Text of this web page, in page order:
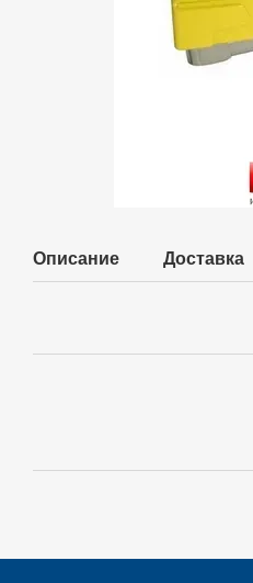
Описание Доставка